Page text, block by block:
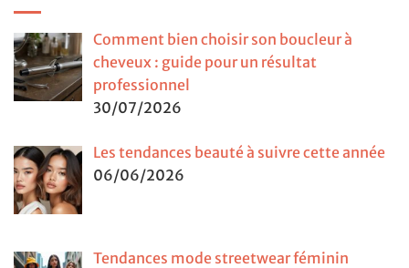
Comment bien choisir son boucleur à
cheveux : guide pour un résultat
professionnel
30/07/2026
Les tendances beauté à suivre cette année
06/06/2026
Tendances mode streetwear féminin